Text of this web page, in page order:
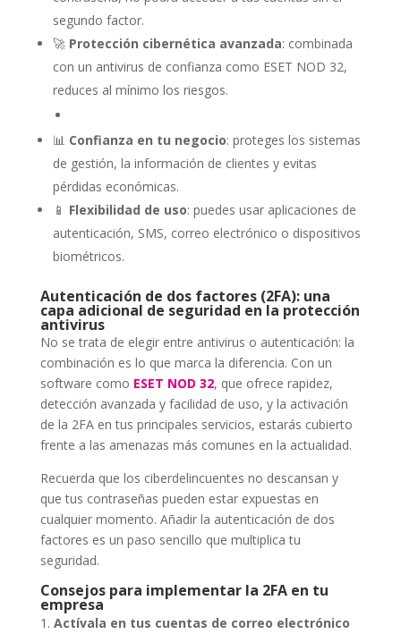
segundo factor.
🚀 Protección cibernética avanzada: combinada
con un antivirus de confianza como ESET NOD 32,
reduces al mínimo los riesgos.
📊 Confianza en tu negocio: proteges los sistemas
de gestión, la información de clientes y evitas
pérdidas económicas.
📱 Flexibilidad de uso: puedes usar aplicaciones de
autenticación, SMS, correo electrónico o dispositivos
biométricos.
Autenticación de dos factores (2FA): una
capa adicional de seguridad en la protección
antivirus
No se trata de elegir entre antivirus o autenticación: la
combinación es lo que marca la diferencia. Con un
software como ESET NOD 32, que ofrece rapidez,
detección avanzada y facilidad de uso, y la activación
de la 2FA en tus principales servicios, estarás cubierto
frente a las amenazas más comunes en la actualidad.
Recuerda que los ciberdelincuentes no descansan y
que tus contraseñas pueden estar expuestas en
cualquier momento. Añadir la autenticación de dos
factores es un paso sencillo que multiplica tu
seguridad.
Consejos para implementar la 2FA en tu
empresa
Actívala en tus cuentas de correo electrónico